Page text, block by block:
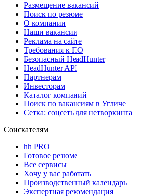
Размещение вакансий
Поиск по резюме
О компании
Наши вакансии
Реклама на сайте
Требования к ПО
Безопасный HeadHunter
HeadHunter API
Партнерам
Инвесторам
Каталог компаний
Поиск по вакансиям в Угличе
Сетка: соцсеть для нетворкинга
Соискателям
hh PRO
Готовое резюме
Все сервисы
Хочу у вас работать
Производственный календарь
Экспертная рекомендация